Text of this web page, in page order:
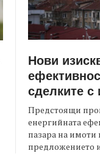
Нови
сделките
Предстоящи
енергийната
пазара на имоти
предложението